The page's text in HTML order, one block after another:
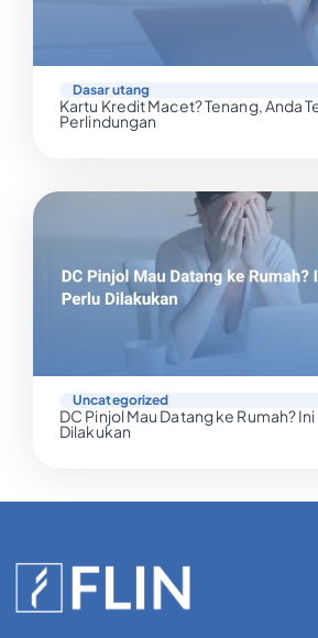
Dasar utang
Kartu Kredit Macet? Tenang, Anda
Perlindungan
Uncategorized
DC Pinjol Mau Datang ke Rumah?
Dilakukan